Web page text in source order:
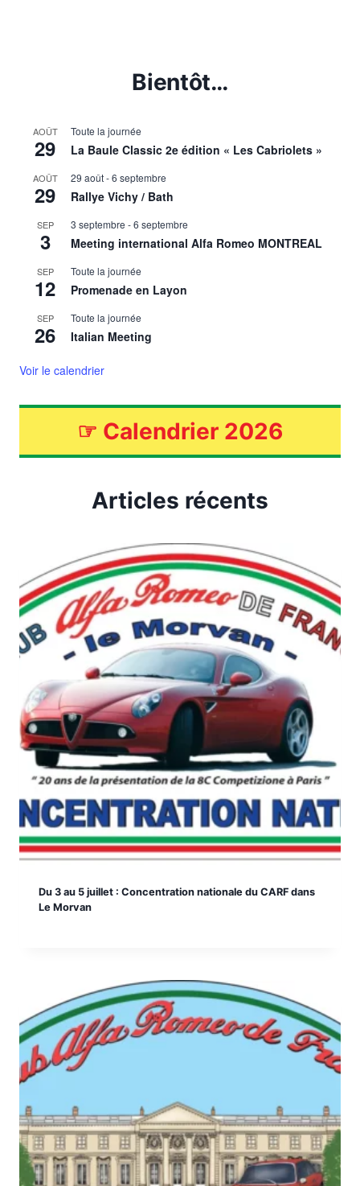
Bientôt…
AOÛT
29
Toute la journée
La Baule Classic 2e édition « Les Cabriolets »
AOÛT
29
29 août-6 septembre
Rallye Vichy / Bath
SEP
3
3 septembre -6 septembre
Meeting international Alfa Romeo MONTREAL
SEP
12
Toute la journée
Promenade en Layon
SEP
26
Toute la journée
Italian Meeting
Voir le calendrier
☞ Calendrier 2026
Articles récents
Du 3 au 5 juillet : Concentration nationale du CARF dans
Le Morvan